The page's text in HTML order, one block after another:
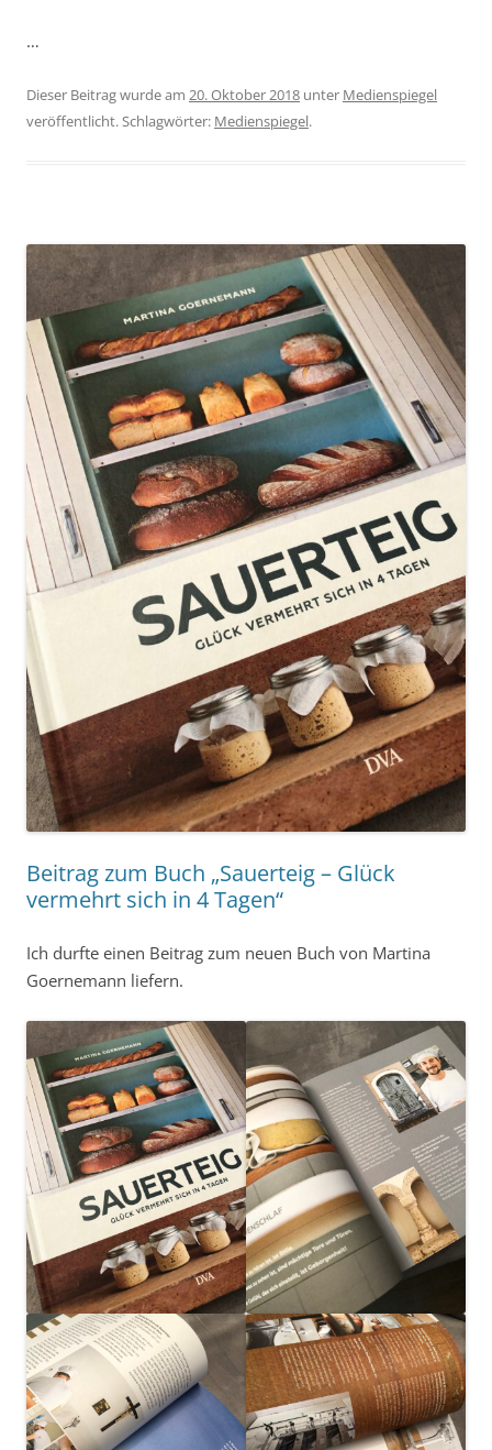
…
Dieser Beitrag wurde am 20. Oktober 2018 unter Medienspiegel
veröffentlicht. Schlagwörter: Medienspiegel.
Beitrag zum Buch „Sauerteig – Glück
vermehrt sich in 4 Tagen“
Ich durfte einen Beitrag zum neuen Buch von Martina
Goernemann liefern.